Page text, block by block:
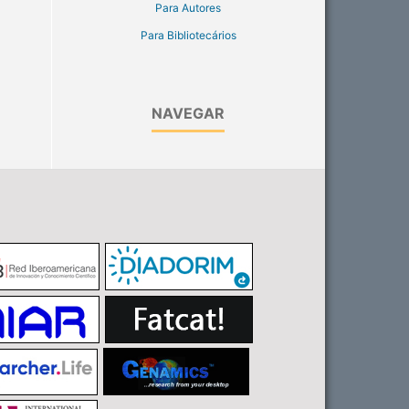
Para Autores
Para Bibliotecários
NAVEGAR